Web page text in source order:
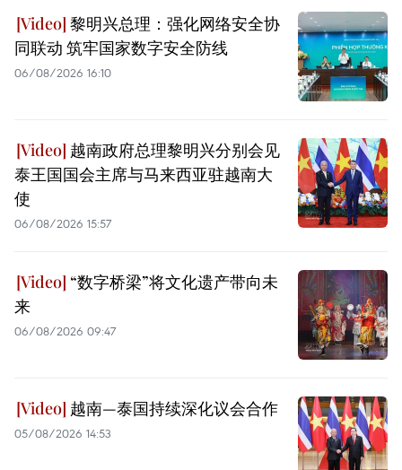
黎明兴总理：强化网络安全协
同联动 筑牢国家数字安全防线
06/08/2026 16:10
越南政府总理黎明兴分别会见
泰王国国会主席与马来西亚驻越南大
使
06/08/2026 15:57
“数字桥梁”将文化遗产带向未
来
06/08/2026 09:47
越南—泰国持续深化议会合作
05/08/2026 14:53